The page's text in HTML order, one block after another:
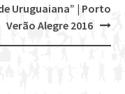
Uruguaiana” | Porto
Verão Alegre 2016